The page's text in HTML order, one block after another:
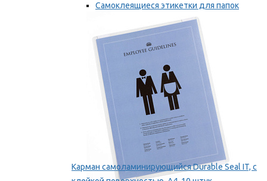
Самоклеящиеся этикетки для папок
Таблички для маркировки
Мы рекомендуем
Карман самоламинирующийся Durable Seal IT, с